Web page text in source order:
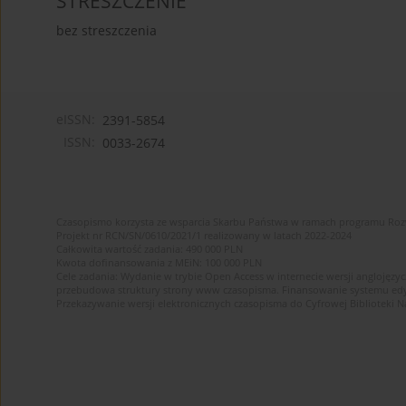
bez streszczenia
2391-5854
0033-2674